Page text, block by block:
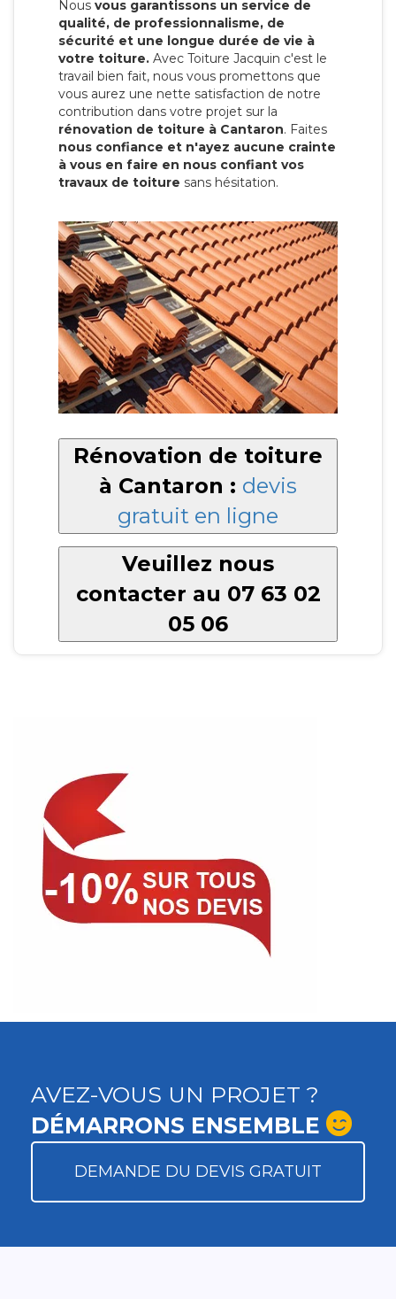
Nous vous garantissons un service de
qualité, de professionnalisme, de
sécurité et une longue durée de vie à
votre toiture. Avec Toiture Jacquin c'est le
travail bien fait, nous vous promettons que
vous aurez une nette satisfaction de notre
contribution dans votre projet sur la
rénovation de toiture à Cantaron. Faites
nous confiance et n'ayez aucune crainte
à vous en faire en nous confiant vos
travaux de toiture sans hésitation.
Rénovation de toiture
à Cantaron : devis
gratuit en ligne
Veuillez nous
contacter au 07 63 02
05 06
AVEZ-VOUS UN PROJET ?
DÉMARRONS ENSEMBLE
DEMANDE DU DEVIS GRATUIT